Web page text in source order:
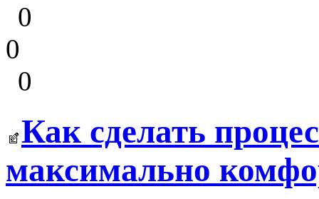
0
0
0
Как сделать
максимально